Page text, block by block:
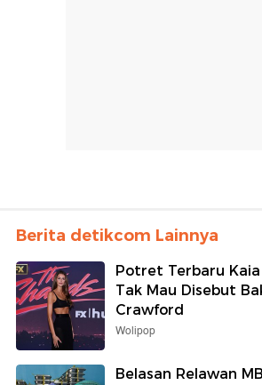
Berita detikcom Lainnya
Potret Terbaru
Tak Mau Disebut
Crawford
Wolipop
Belasan Relawan